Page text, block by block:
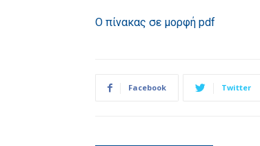
Ο πίνακας σε μορφή pdf
Facebook Twitter